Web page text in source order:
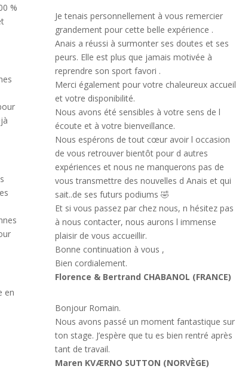
%
en
Je tenais personnellement à vous remercier
grandement pour cette belle expérience .
Anais a réussi à surmonter ses doutes et ses
peurs. Elle est plus que jamais motivée à
reprendre son sport favori .
Merci également pour votre chaleureux accueil
et votre disponibilité.
Nous avons été sensibles à votre sens de l
écoute et à votre bienveillance.
Nous espérons de tout cœur avoir l occasion
de vous retrouver bientôt pour d autres
expériences et nous ne manquerons pas de
vous transmettre des nouvelles d Anais et qui
sait..de ses futurs podiums 🤣
Et si vous passez par chez nous, n hésitez pas
à nous contacter, nous aurons l immense
plaisir de vous accueillir.
Bonne continuation à vous ,
Bien cordialement.
Florence & Bertrand CHABANOL (FRANCE)
Bonjour Romain.
Nous avons passé un moment fantastique sur
ton stage. J’espère que tu es bien rentré après
tant de travail.
Maren KVÆRNO SUTTON (NORVÈGE)